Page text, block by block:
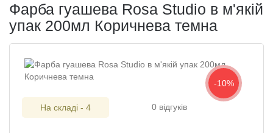
Фарба гуашева Rosa Studio в м'якій
упак 200мл Коричнева темна
-10%
На складі - 4 0 відгуків